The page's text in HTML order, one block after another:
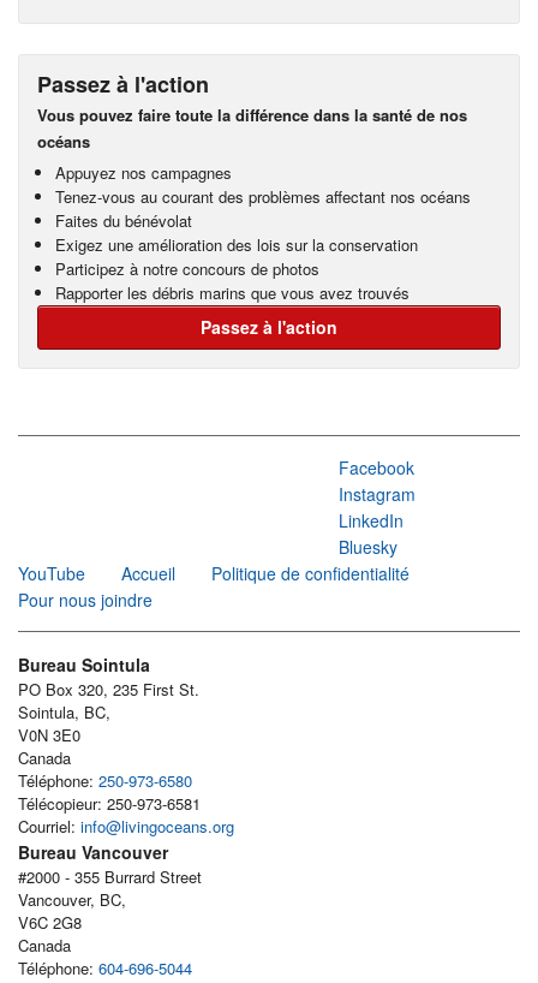
Passez à l'action
Vous pouvez faire toute la différence dans la santé de nos
océans
Appuyez nos campagnes
Tenez-vous au courant des problèmes affectant nos océans
Faites du bénévolat
Exigez une amélioration des lois sur la conservation
Participez à notre concours de photos
Rapporter les débris marins que vous avez trouvés
Passez à l'action
Facebook
Instagram
LinkedIn
Bluesky
YouTube
Accueil
Politique de confidentialité
Pour nous joindre
Bureau Sointula
PO Box 320, 235 First St.
Sointula, BC,
V0N 3E0
Canada
Téléphone: 250-973-6580
Télécopieur: 250-973-6581
Courriel: info@livingoceans.org
Bureau Vancouver
#2000 - 355 Burrard Street
Vancouver, BC,
V6C 2G8
Canada
Téléphone: 604-696-5044